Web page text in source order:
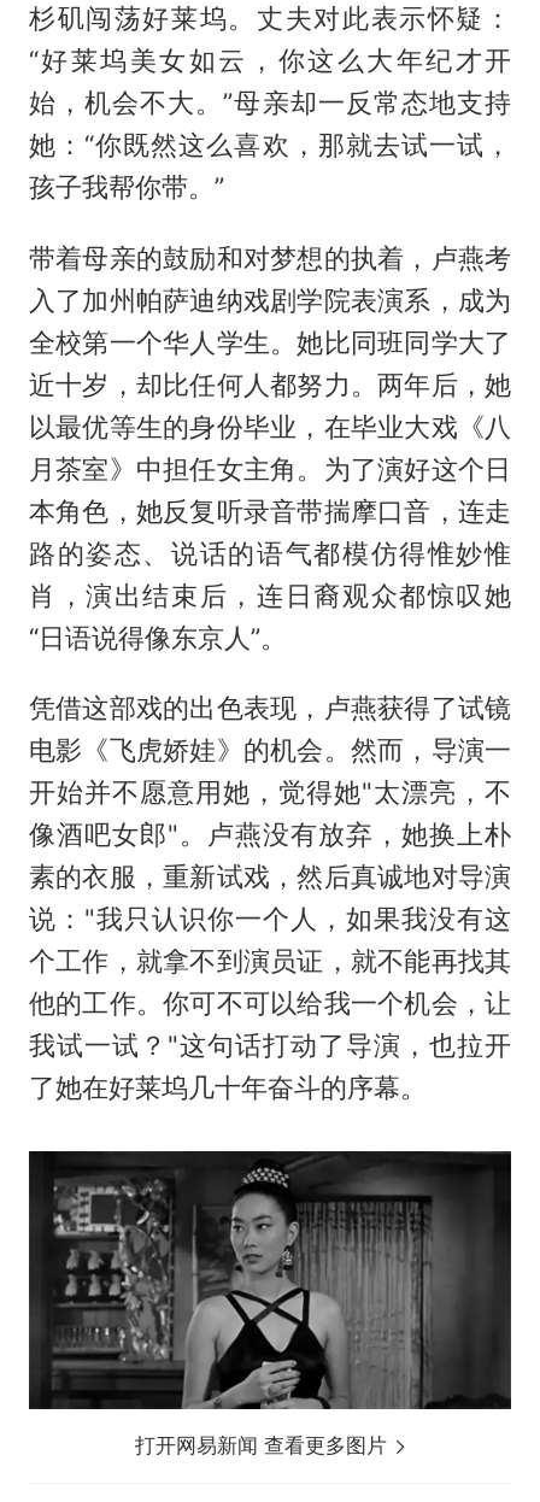
杉矶闯荡好莱坞。丈夫对此表示怀疑：
“好莱坞美女如云，你这么大年纪才开
始，机会不大。”母亲却一反常态地支持
她：“你既然这么喜欢，那就去试一试，
孩子我帮你带。”
带着母亲的鼓励和对梦想的执着，卢燕考
入了加州帕萨迪纳戏剧学院表演系，成为
全校第一个华人学生。她比同班同学大了
近十岁，却比任何人都努力。两年后，她
以最优等生的身份毕业，在毕业大戏《八
月茶室》中担任女主角。为了演好这个日
本角色，她反复听录音带揣摩口音，连走
路的姿态、说话的语气都模仿得惟妙惟
肖，演出结束后，连日裔观众都惊叹她
“日语说得像东京人”。
凭借这部戏的出色表现，卢燕获得了试镜
电影《飞虎娇娃》的机会。然而，导演一
开始并不愿意用她，觉得她"太漂亮，不
像酒吧女郎"。卢燕没有放弃，她换上朴
素的衣服，重新试戏，然后真诚地对导演
说："我只认识你一个人，如果我没有这
个工作，就拿不到演员证，就不能再找其
他的工作。你可不可以给我一个机会，让
我试一试？"这句话打动了导演，也拉开
了她在好莱坞几十年奋斗的序幕。
打开网易新闻 查看更多图片